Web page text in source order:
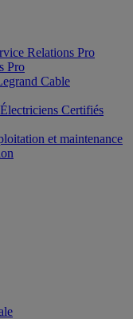
Relations Pro
Pro
Cable
Certifiés
et maintenance